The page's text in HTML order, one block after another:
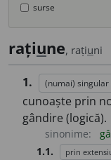
surse
rațiune, rațiuni
1. (numai) singular
cunoaște prin
gândire (logică).
sinonime:
1.1.
prin